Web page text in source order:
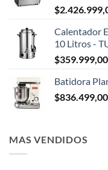
$
Calentador
10 Litros -
$359.999,00
Batidora
$836.499,00
MAS VENDIDOS